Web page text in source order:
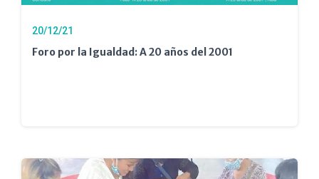
20/12/21
Foro por la Igualdad: A 20 años del 2001